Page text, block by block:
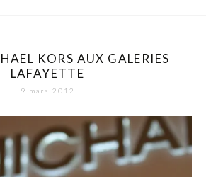
KORS AUX GALERIES
LAFAYETTE
9 mars 2012